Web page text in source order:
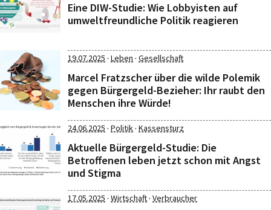
Eine DIW-Studie: Wie Lobbyisten auf
umweltfreundliche Politik reagieren
19.07.2025 · Leben · Gesellschaft
Marcel Fratzscher über die wilde Polemik
gegen Bürgergeld-Bezieher: Ihr raubt den
Menschen ihre Würde!
24.06.2025 · Politik· Kassensturz
Aktuelle Bürgergeld-Studie: Die
Betroffenen leben jetzt schon mit Angst
und Stigma
17.05.2025 · Wirtschaft· Verbraucher